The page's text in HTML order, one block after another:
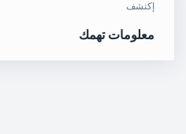
إكتشف
معلومات تهمك